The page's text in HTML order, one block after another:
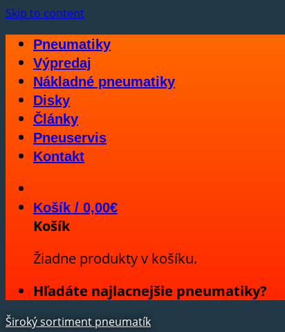
Skip to content
Pneumatiky
Výpredaj
Nákladné pneumatiky
Disky
Články
Pneuservis
Kontakt
Košík / 0,00€
Košík
Žiadne produkty v košíku.
Hľadáte najlacnejšie pneumatiky?
Široký sortiment pneumatík